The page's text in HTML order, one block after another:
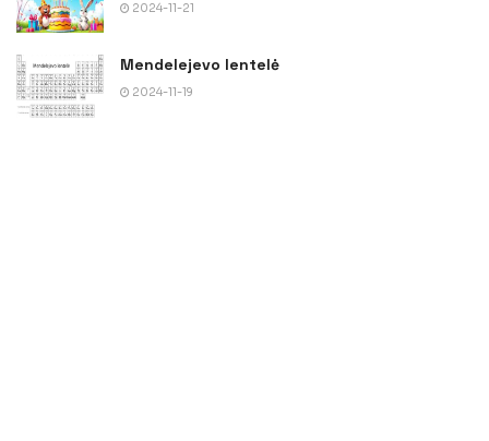
2024-11-21
Mendelejevo lentelė
2024-11-19